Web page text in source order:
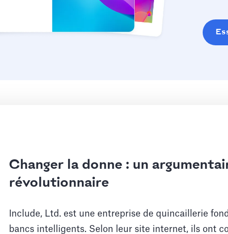
Changer la donne : un
révolutionnaire
Include, Ltd. est une entreprise de quincaillerie
bancs intelligents. Selon leur site internet, ils ont